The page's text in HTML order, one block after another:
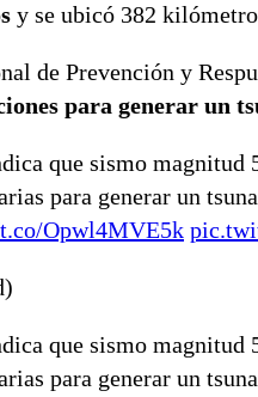
y se ubicó 382
de Prevención y
para generar un
que sismo magnitud
para generar un
Opwl4MVE5k
que sismo magnitud
para generar un